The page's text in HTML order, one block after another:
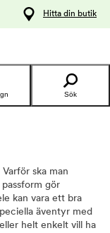
Hitta din butik
Sök
ska man
gör
kan vara ett bra
äventyr med
helt enkelt vill ha